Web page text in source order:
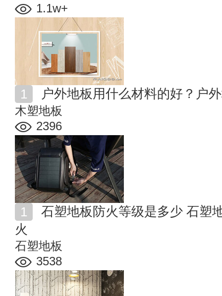
1.1w+
户外地板用什么材料的好？户
木塑地板
2396
火
石塑地板
3538